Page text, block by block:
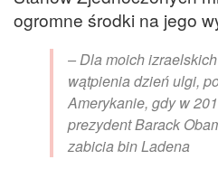
ogromne środki na jego
– Dla moich
wątpienia dzień ulgi,
Amerykanie, gdy w
prezydent Barack
zabicia bin Ladena